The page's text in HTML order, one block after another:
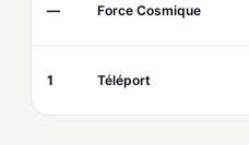
— Force Cosmique
1 Téléport